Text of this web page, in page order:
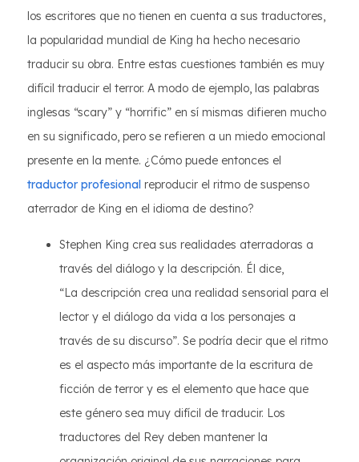
los escritores que no tienen en cuenta a sus traductores,
la popularidad mundial de King ha hecho necesario
traducir su obra. Entre estas cuestiones también es muy
difícil traducir el terror. A modo de ejemplo, las palabras
inglesas “scary” y “horrific” en sí mismas difieren mucho
en su significado, pero se refieren a un miedo emocional
presente en la mente. ¿Cómo puede entonces el
traductor profesional reproducir el ritmo de suspenso
aterrador de King en el idioma de destino?
Stephen King crea sus realidades aterradoras a
través del diálogo y la descripción. Él dice,
“La descripción crea una realidad sensorial para el
lector y el diálogo da vida a los personajes a
través de su discurso”. Se podría decir que el ritmo
es el aspecto más importante de la escritura de
ficción de terror y es el elemento que hace que
este género sea muy difícil de traducir. Los
traductores del Rey deben mantener la